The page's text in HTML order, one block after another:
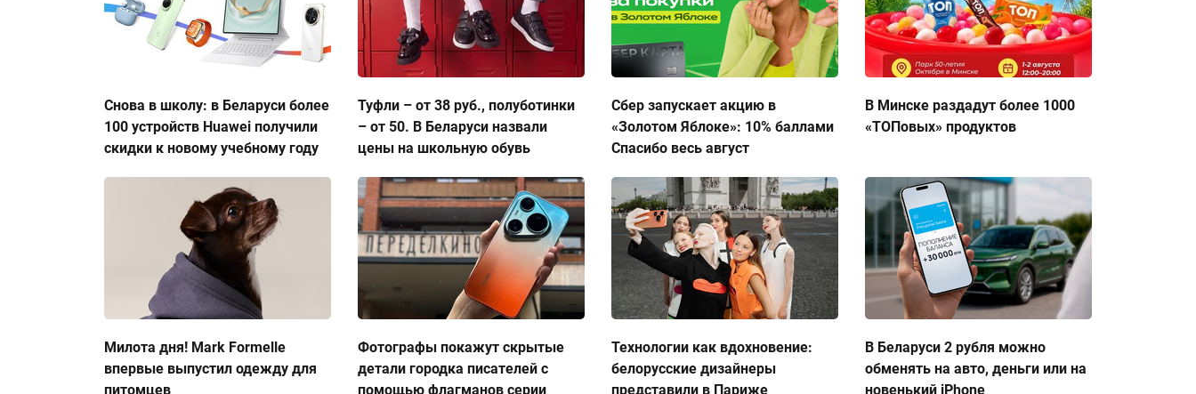
Снова в школу: в Беларуси более
100 устройств Huawei получили
скидки к новому учебному году
Туфли – от 38 руб., полуботинки
– от 50. В Беларуси назвали
цены на школьную обувь
Сбер запускает акцию в
«Золотом Яблоке»: 10% баллами
Спасибо весь август
В Минске раздадут более 1000
«ТОПовых» продуктов
Милота дня! Mark Formelle
впервые выпустил одежду для
питомцев
Фотографы покажут скрытые
детали городка писателей с
помощью флагманов серии
Технологии как вдохновение:
белорусские дизайнеры
представили в Париже
В Беларуси 2 рубля можно
обменять на авто, деньги или на
новенький iPhone